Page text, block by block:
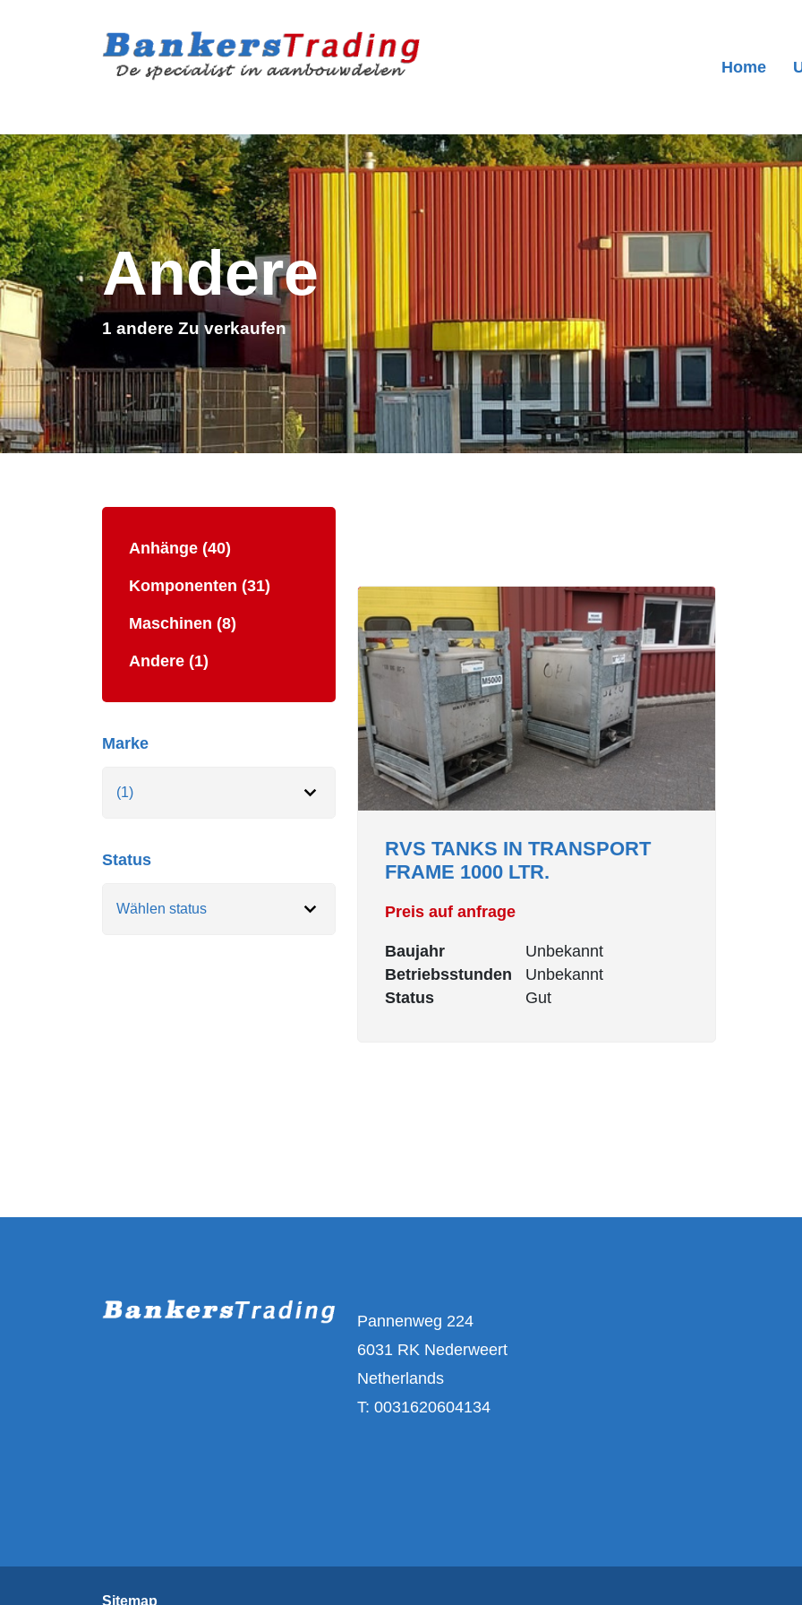
Home
Andere
1 andere Zu verkaufen
Anhänge (40)
Komponenten (31)
Maschinen (8)
Andere (1)
Marke
Status
RVS TANKS IN TRANSPORT
FRAME 1000 LTR.
Preis auf anfrage
Baujahr
Unbekannt
Betriebsstunden
Unbekannt
Status
Gut
Pannenweg 224
6031 RK Nederweert
Netherlands
T: 0031620604134
Sitemap